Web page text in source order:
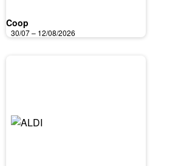
Coop
30/07 – 12/08/2026